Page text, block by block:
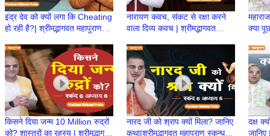
इंद्र देव को क्यों लगा कि Cheating
हो रही है?| श्रीमद्भागवत महापुराण
Mukund Prabhu
नारायण कवच, संकट से रक्षा करने
वाला दिव्य कवच | श्रीमद्भागवत
क्या
किसने दिया जन्म 10 Million रुद्रों
को? शास्त्रों का रहस्य | श्रीमद्भागवत
नारद जी को श्राप क्यों मिला? जानिए
कथा|श्रीमद्भागवत महापुराण स्कन्ध 6
दक्ष
जानिए